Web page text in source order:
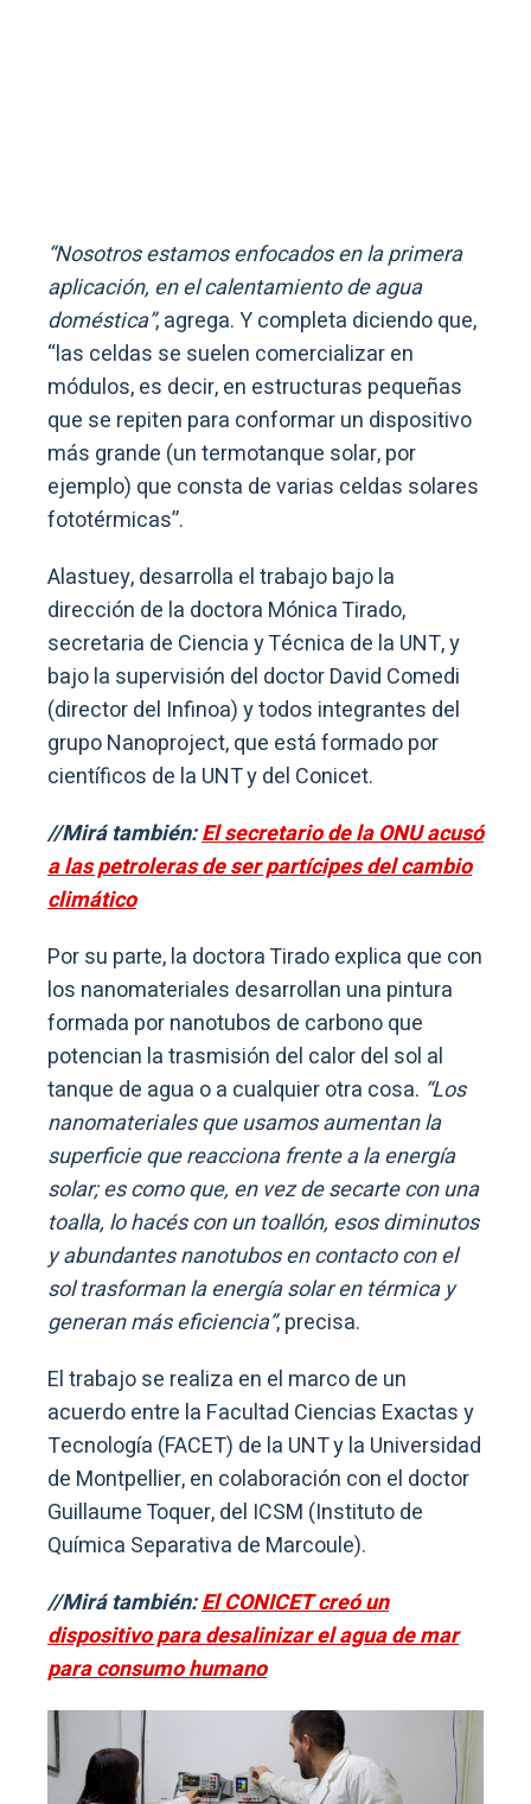
“Nosotros estamos enfocados en la primera
aplicación, en el calentamiento de agua
doméstica”, agrega. Y completa diciendo que,
“las celdas se suelen comercializar en
módulos, es decir, en estructuras pequeñas
que se repiten para conformar un dispositivo
más grande (un termotanque solar, por
ejemplo) que consta de varias celdas solares
fototérmicas”.
Alastuey, desarrolla el trabajo bajo la
dirección de la doctora Mónica Tirado,
secretaria de Ciencia y Técnica de la UNT, y
bajo la supervisión del doctor David Comedi
(director del Infinoa) y todos integrantes del
grupo Nanoproject, que está formado por
científicos de la UNT y del Conicet.
//Mirá también:El secretario de la ONU acusó
a las petroleras de ser partícipes del cambio
climático
Por su parte, la doctora Tirado explica que con
los nanomateriales desarrollan una pintura
formada por nanotubos de carbono que
potencian la trasmisión del calor del sol al
tanque de agua o a cualquier otra cosa. “Los
nanomateriales que usamos aumentan la
superficie que reacciona frente a la energía
solar; es como que, en vez de secarte con una
toalla, lo hacés con un toallón, esos diminutos
y abundantes nanotubos en contacto con el
sol trasforman la energía solar en térmica y
generan más eficiencia”, precisa.
El trabajo se realiza en el marco de un
acuerdo entre la Facultad Ciencias Exactas y
Tecnología (FACET) de la UNT y la Universidad
de Montpellier, en colaboración con el doctor
Guillaume Toquer, del ICSM (Instituto de
Química Separativa de Marcoule).
//Mirá también:El CONICET creó un
dispositivo para desalinizar el agua de mar
para consumo humano